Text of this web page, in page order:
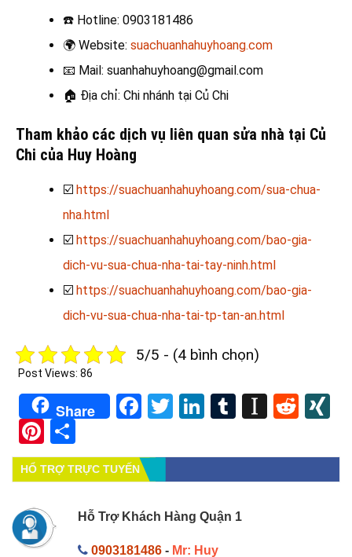
☎️ Hotline: 0903181486
🌍 Website: suachuanhahuyhoang.com
📧 Mail: suanhahuyhoang@gmail.com
🏠 Địa chỉ: Chi nhánh tại Củ Chi
Tham khảo các dịch vụ liên quan sửa nhà tại Củ
Chi của Huy Hoàng
☑️ https://suachuanhahuyhoang.com/sua-chua-
nha.html
☑️ https://suachuanhahuyhoang.com/bao-gia-
dich-vu-sua-chua-nha-tai-tay-ninh.html
☑️ https://suachuanhahuyhoang.com/bao-gia-
dich-vu-sua-chua-nha-tai-tp-tan-an.html
5/5 - (4 bình chọn)
Post Views: 86
Share Facebook
TwitterLinkedIn
Tumblr
Pinterest
HỔ TRỢ TRỰC TUYẾN
Hỗ Trợ Khách Hàng Quận 1
0903181486- Mr: Huy